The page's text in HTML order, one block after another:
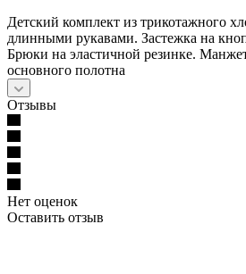
Детский комплект из трикотажного
длинными рукавами. Застежка на
Брюки на эластичной резинке.
основного полотна
Отзывы
Нет оценок
Оставить отзыв